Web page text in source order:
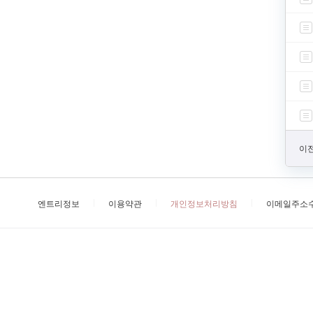
이
엔트리정보 이용약관 개인정보처리방침 이메일주소